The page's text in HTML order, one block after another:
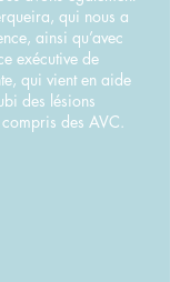
qui nous a
ainsi qu’avec
exécutive de
qui vient en aide
des lésions
des AVC.